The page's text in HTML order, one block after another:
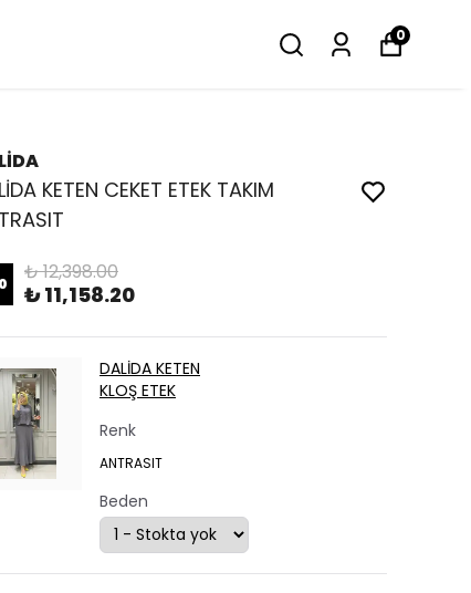
0
KETEN CEKET ETEK TAKIM
₺ 12,398.00
₺ 11,158.20
DALİDA KETEN
KLOŞ ETEK
Renk
ANTRASIT
Beden